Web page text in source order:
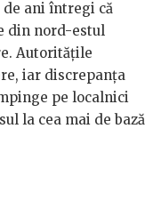
ani întregi că
din nord-estul
Autoritățile
iar discrepanța
pe localnici
la cea mai de bază